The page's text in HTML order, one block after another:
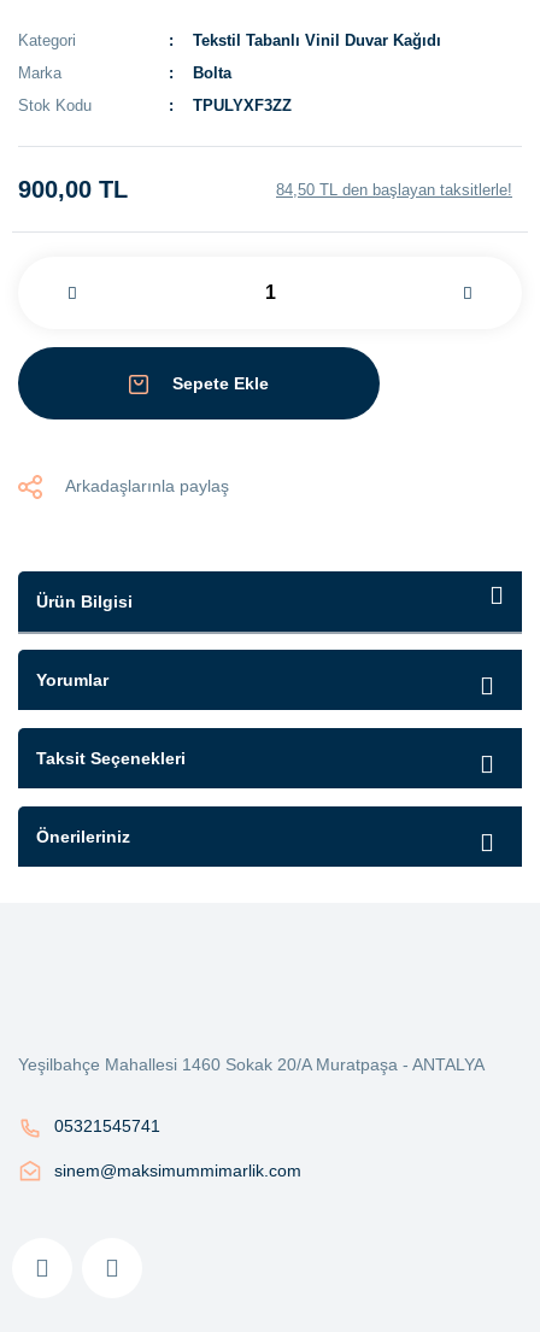
Kategori
Tekstil Tabanlı Vinil Duvar Kağıdı
Marka
Bolta
Stok Kodu
TPULYXF3ZZ
900,00 TL 84,50 TL den başlayan taksitlerle!
Sepete Ekle
Arkadaşlarınla paylaş
Ürün Bilgisi
Yorumlar
Taksit Seçenekleri
Önerileriniz
Yeşilbahçe Mahallesi 1460 Sokak 20/A Muratpaşa - ANTALYA
05321545741
sinem@maksimummimarlik.com